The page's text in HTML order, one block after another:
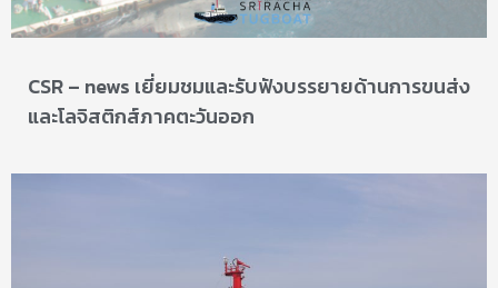
CSR – news เยี่ยมชมและรับฟังบรรยายด้านการขนส่ง
และโลจิสติกส์ภาคตะวันออก